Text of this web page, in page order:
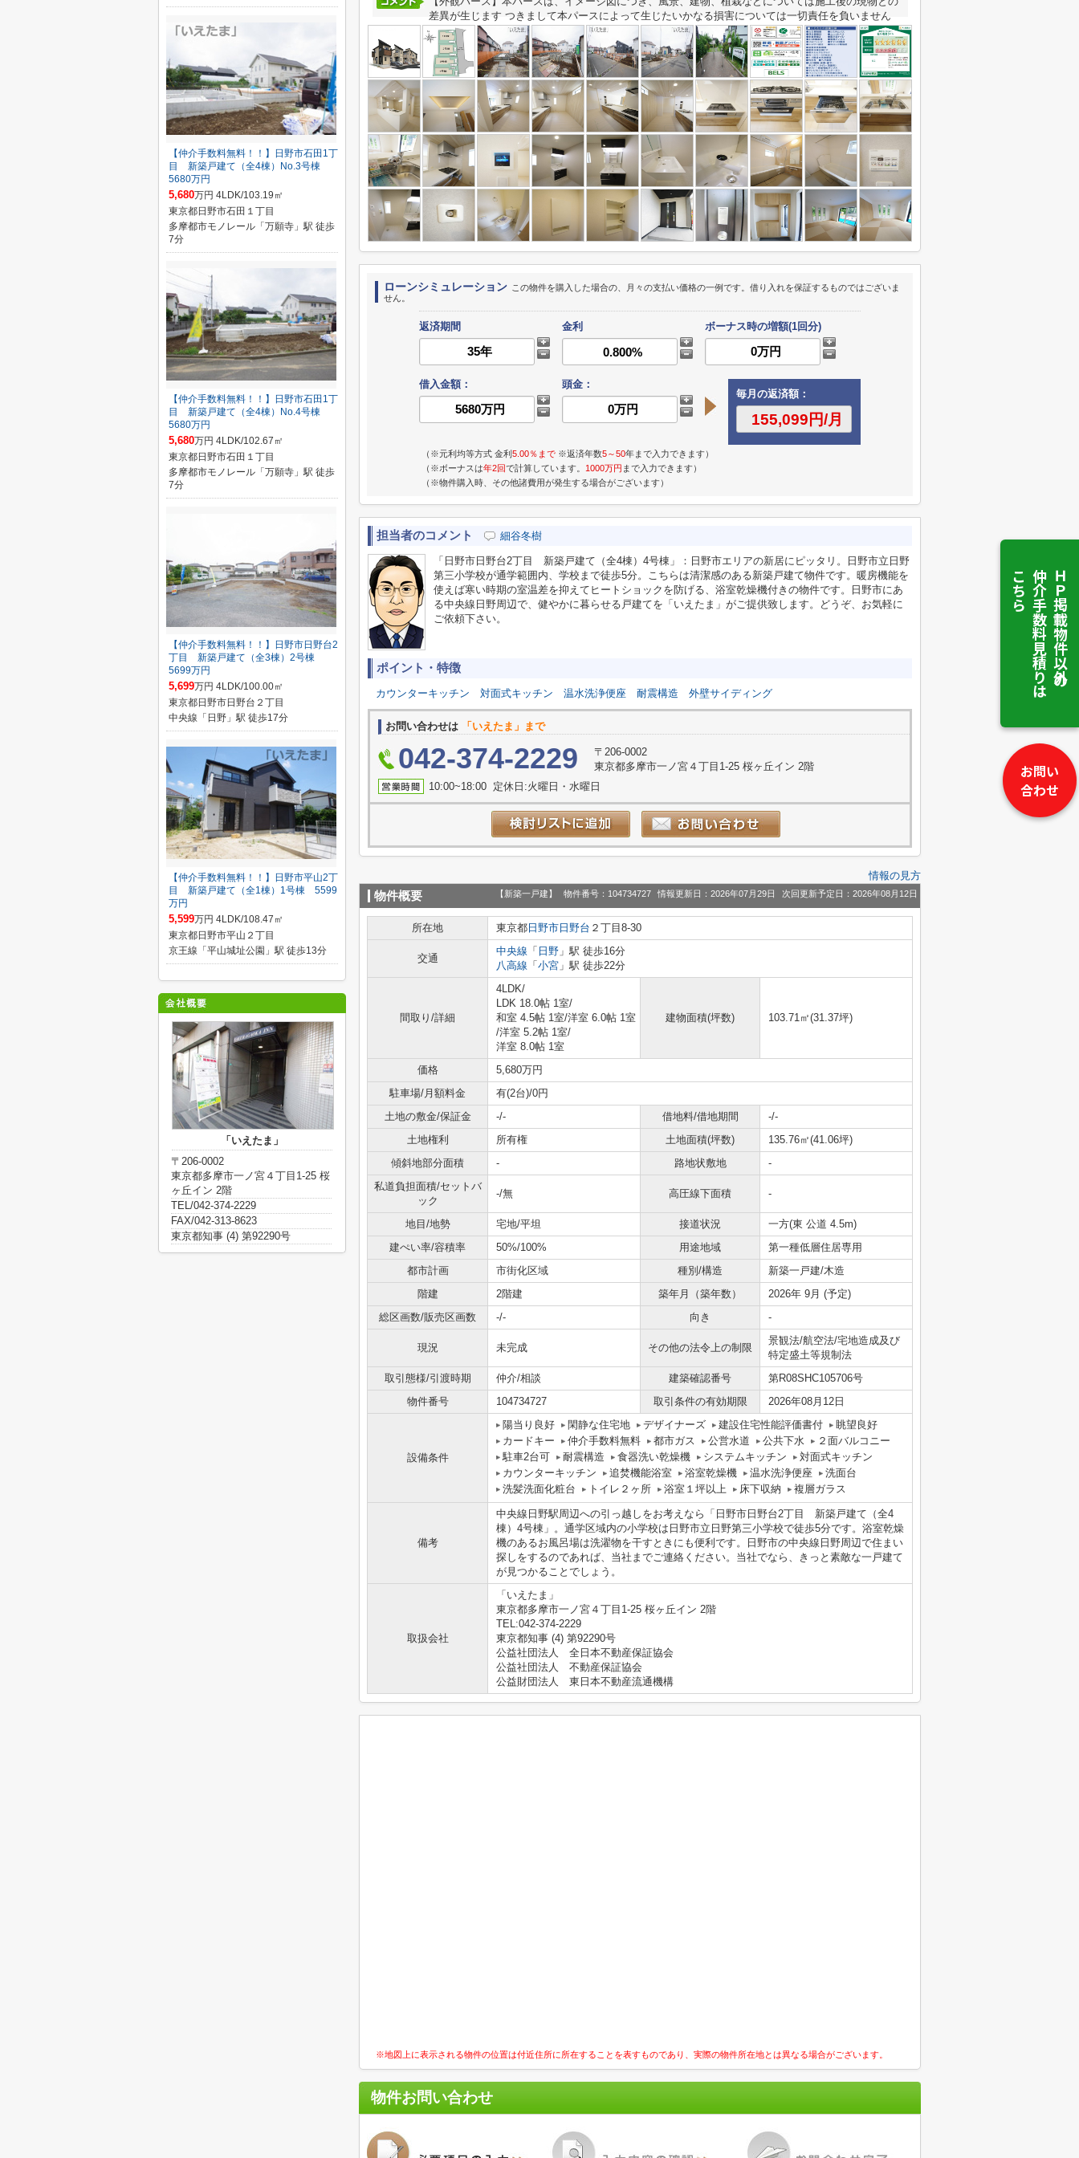
ＨＰ掲載物件以外の
仲介手数料見積りは
こちら
お問い
合わせ
差異が生じます つきまして本パースによって生じたいかなる損害については一切責任を負いません
ローンシミュレーション この物件を購入した場合の、月々の支払い価格の一例です。借り入れを保証するものではございま
せん。
返済期間 金利 ボーナス時の増額(1回分)
借入金額：
頭金：
毎月の返済額：
（※元利均等方式 金利5.00％まで ※返済年数5～50年まで入力できます）
（※ボーナスは年2回で計算しています。 1000万円 まで入力できます）
（※物件購入時、その他諸費用が発生する場合がございます）
担当者のコメント 細谷冬樹
「日野市日野台2丁目 新築戸建て（全4棟）4号棟」：日野市エリアの新居にピッタリ。日野市立日野
第三小学校が通学範囲内、学校まで徒歩5分。こちらは清潔感のある新築戸建て物件です。暖房機能を
使えば寒い時期の室温差を抑えてヒートショックを防げる、浴室乾燥機付きの物件です。日野市にあ
る中央線日野周辺で、健やかに暮らせる戸建てを「いえたま」がご提供致します。どうぞ、お気軽に
ご依頼下さい。
ポイント・特徴
カウンターキッチン 対面式キッチン 温水洗浄便座 耐震構造 外壁サイディング
お問い合わせは 「いえたま」まで
042-374-2229
〒206-0002
東京都多摩市一ノ宮４丁目1-25 桜ヶ丘イン 2階
10:00~18:00 定休日:火曜日・水曜日
情報の見方
物件概要 【新築一戸建】 物件番号：104734727 情報更新日：2026年07月29日 次回更新予定日：2026年08月12日
所在地 東京都 日野市 日野台 ２丁目8-30
交通
中央線 「 日野 」駅 徒歩16分
八高線 「 小宮 」駅 徒歩22分
間取り/詳細
4LDK/
LDK 18.0帖 1室/
和室 4.5帖 1室/洋室 6.0帖 1室
/洋室 5.2帖 1室/
洋室 8.0帖 1室
建物面積(坪数) 103.71㎡(31.37坪)
価格
5,680万円
駐車場/月額料金
有(2台)/0円
土地の敷金/保証金
-/- 借地料/借地期間
-/-
土地権利
所有権 土地面積(坪数)
135.76㎡(41.06坪)
傾斜地部分面積
- 路地状敷地
-
私道負担面積/セットバ
ック
-/無 高圧線下面積 -
地目/地勢 宅地/平坦 接道状況
一方(東 公道 4.5m)
建ぺい率/容積率
50%/100% 用途地域
第一種低層住居専用
都市計画
市街化区域 種別/構造
新築一戸建/木造
階建
2階建 築年月（築年数）
2026年 9月 (予定)
総区画数/販売区画数
-/- 向き -
現況 未完成 その他の法令上の制限
景観法/航空法/宅地造成及び
特定盛土等規制法
取引態様/引渡時期
仲介/相談 建築確認番号
第R08SHC105706号
物件番号
104734727 取引条件の有効期限 2026年08月12日
設備条件
陽当り良好 閑静な住宅地 デザイナーズ 建設住宅性能評価書付
眺望良好
カードキー
仲介手数料無料 都市ガス 公営水道 公共下水
２面バルコニー
駐車2台可
耐震構造 食器洗い乾燥機 システムキッチン
対面式キッチン
カウンターキッチン
追焚機能浴室 浴室乾燥機 温水洗浄便座
洗面台
洗髪洗面化粧台
トイレ２ヶ所 浴室１坪以上 床下収納 複層ガラス
備考
中央線日野駅周辺への引っ越しをお考えなら「日野市日野台2丁目 新築戸建て（全4
棟）4号棟」。通学区域内の小学校は日野市立日野第三小学校で徒歩5分です。浴室乾燥
機のあるお風呂場は洗濯物を干すときにも便利です。日野市の中央線日野周辺で住まい
探しをするのであれば、当社までご連絡ください。当社でなら、きっと素敵な一戸建て
が見つかることでしょう。
取扱会社
「いえたま」
東京都多摩市一ノ宮４丁目1-25 桜ヶ丘イン 2階
TEL:042-374-2229
東京都知事 (4) 第92290号
公益社団法人 全日本不動産保証協会
公益社団法人 不動産保証協会
公益財団法人 東日本不動産流通機構
※地図上に表示される物件の位置は付近住所に所在することを表すものであり、実際の物件所在地とは異なる場合がございます。
物件お問い合わせ
【仲介手数料無料！！】日野市石田1丁
目 新築戸建て（全4棟）No.3号棟
5680万円
5,680万円 4LDK/103.19㎡
東京都日野市石田１丁目
多摩都市モノレール「万願寺」駅 徒歩
7分
【仲介手数料無料！！】日野市石田1丁
目 新築戸建て（全4棟）No.4号棟
5680万円
5,680万円 4LDK/102.67㎡
東京都日野市石田１丁目
多摩都市モノレール「万願寺」駅 徒歩
7分
【仲介手数料無料！！】日野市日野台2
丁目 新築戸建て（全3棟）2号棟
5699万円
5,699万円 4LDK/100.00㎡
東京都日野市日野台２丁目
中央線「日野」駅 徒歩17分
【仲介手数料無料！！】日野市平山2丁
目 新築戸建て（全1棟）1号棟 5599
万円
5,599万円 4LDK/108.47㎡
東京都日野市平山２丁目
京王線「平山城址公園」駅 徒歩13分
「いえたま」
〒206-0002
東京都多摩市一ノ宮４丁目1-25 桜
ヶ丘イン 2階
TEL/042-374-2229
FAX/042-313-8623
東京都知事 (4) 第92290号